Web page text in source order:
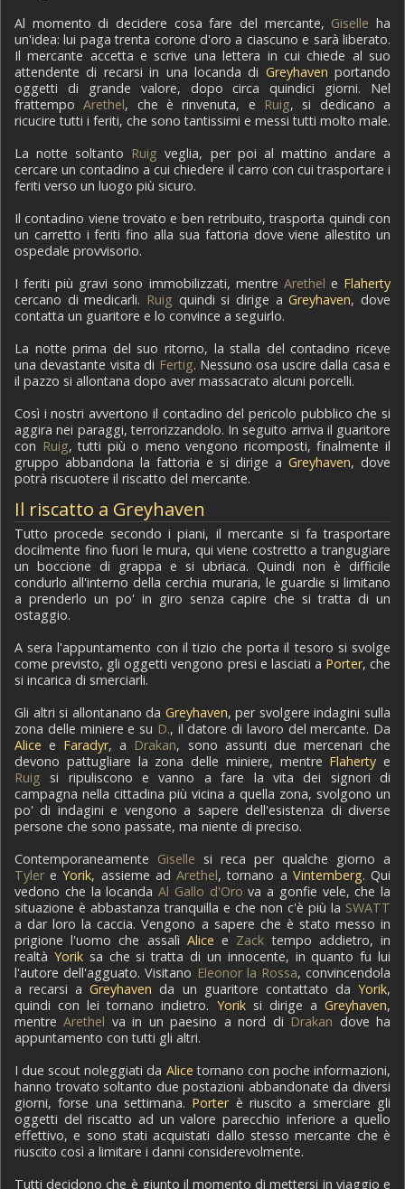
Al momento di decidere cosa fare del mercante, Giselle ha
un'idea: lui paga trenta corone d'oro a ciascuno e sarà liberato.
Il mercante accetta e scrive una lettera in cui chiede al suo
attendente di recarsi in una locanda di Greyhaven portando
oggetti di grande valore, dopo circa quindici giorni. Nel
frattempoArethel, che è rinvenuta, e Ruig, si dedicano a
ricucire tutti i feriti, che sono tantissimi e messi tutti molto male.
La notte soltanto Ruig veglia, per poi al mattino andare a
cercare un contadino a cui chiedere il carro con cui trasportare i
feriti verso un luogo più sicuro.
Il contadino viene trovato e ben retribuito, trasporta quindi con
un carretto i feriti fino alla sua fattoria dove viene allestito un
ospedale provvisorio.
I feriti più gravi sono immobilizzati, mentre Arethel e Flaherty
cercano di medicarli. Ruig quindi si dirige aGreyhaven, dove
contatta un guaritore e lo convince a seguirlo.
La notte prima del suo ritorno, la stalla del contadino riceve
una devastante visita di Fertig. Nessuno osa uscire dalla casa e
il pazzo si allontana dopo aver massacrato alcuni porcelli.
Così i nostri avvertono il contadino del pericolo pubblico che si
aggira nei paraggi, terrorizzandolo. In seguito arriva il guaritore
con Ruig, tutti più o meno vengono ricomposti, finalmente il
gruppo abbandona la fattoria e si dirige a Greyhaven, dove
potrà riscuotere il riscatto del mercante.
Il riscatto a Greyhaven
Tutto procede secondo i piani, il mercante si fa trasportare
docilmente fino fuori le mura, qui viene costretto a trangugiare
un boccione di grappa e si ubriaca. Quindi non è difficile
condurlo all'interno della cerchia muraria, le guardie si limitano
a prenderlo un po' in giro senza capire che si tratta di un
ostaggio.
A sera l'appuntamento con il tizio che porta il tesoro si svolge
come previsto, gli oggetti vengono presi e lasciati a Porter, che
si incarica di smerciarli.
Gli altri si allontanano da Greyhaven, per svolgere indagini sulla
zona delle miniere e su D., il datore di lavoro del mercante. Da
Alice e Faradyr, a Drakan, sono assunti due mercenari che
devono pattugliare la zona delle miniere, mentre Flaherty e
Ruig si ripuliscono e vanno a fare la vita dei signori di
campagna nella cittadina più vicina a quella zona, svolgono un
po' di indagini e vengono a sapere dell'esistenza di diverse
persone che sono passate, ma niente di preciso.
Contemporaneamente Giselle si reca per qualche giorno a
Tyler eYorik, assieme adArethel, tornano a Vintemberg. Qui
vedono che la locanda Al Gallo d'Oro va a gonfie vele, che la
situazione è abbastanza tranquilla e che non c'è più la SWATT
a dar loro la caccia. Vengono a sapere che è stato messo in
prigione l'uomo che assalì Alice e Zack tempo addietro, in
realtà Yoriksa che si tratta di un innocente, in quanto fu lui
l'autore dell'agguato. Visitano Eleonor la Rossa, convincendola
a recarsi aGreyhaven da un guaritore contattato daYorik,
quindi con lei tornano indietro. Yoriksi dirige aGreyhaven,
mentreArethel va in un paesino a nord di Drakan dove ha
appuntamento con tutti gli altri.
I due scout noleggiati da Alice tornano con poche informazioni,
hanno trovato soltanto due postazioni abbandonate da diversi
giorni, forse una settimana. Porterè riuscito a smerciare gli
oggetti del riscatto ad un valore parecchio inferiore a quello
effettivo, e sono stati acquistati dallo stesso mercante che è
riuscito così a limitare i danni considerevolmente.
Tutti decidono che è giunto il momento di mettersi in viaggio e